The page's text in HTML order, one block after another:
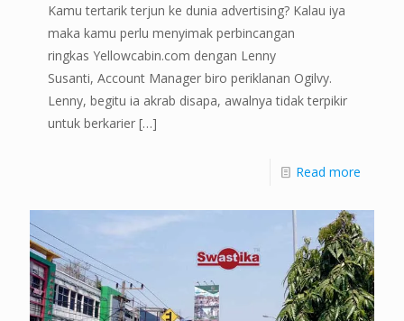
Kamu tertarik terjun ke dunia advertising? Kalau iya
maka kamu perlu menyimak perbincangan
ringkas Yellowcabin.com dengan Lenny
Susanti, Account Manager biro periklanan Ogilvy.
Lenny, begitu ia akrab disapa, awalnya tidak terpikir
untuk berkarier […]
Read more